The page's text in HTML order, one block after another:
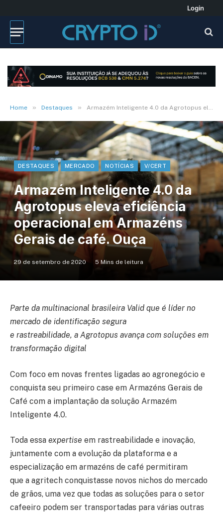
Login
Home » Destaques » Armazém Inteligente 4.0 da Agrotopus eleva eficiência operacional em Armazéns Gerais de café. Ouça
DESTAQUES MERCADO NOTÍCIAS V/CERT
Armazém Inteligente 4.0 da
Agrotopus eleva eficiência
operacional em Armazéns
Gerais de café. Ouça
29 de setembro de 2020 5 Mins de leitura
Parte da multinacional brasileira Valid que é líder no
mercado de identificação segura
e rastreabilidade, a Agrotopus avança com soluções em
transformação digital
Com foco em novas frentes ligadas ao agronegócio e
conquista seu primeiro case em Armazéns Gerais de
Café com a implantação da solução Armazém
Inteligente 4.0.
Toda essa expertise em rastreabilidade e inovação,
juntamente com a evolução da plataforma e a
especialização em armazéns de café permitiram
que a agritech conquistasse novos nichos do mercado
de grãos, uma vez que todas as soluções para o setor
cafeeiro podem ser transportadas para várias outras